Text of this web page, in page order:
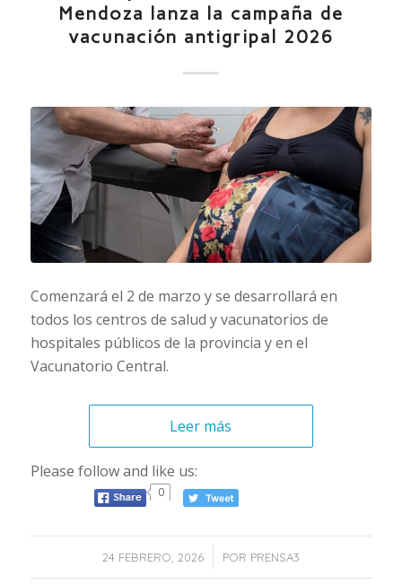
Mendoza lanza la campaña de
vacunación antigripal 2026
Comenzará el 2 de marzo y se desarrollará en
todos los centros de salud y vacunatorios de
hospitales públicos de la provincia y en el
Vacunatorio Central.
Leer más
Please follow and like us:
0
24 FEBRERO, 2026
/ POR PRENSA3